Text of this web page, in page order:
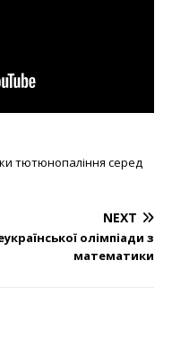
тютюнопаління серед
NEXT
олімпіади з
математики